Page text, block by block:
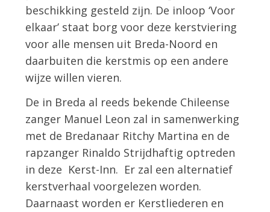
beschikking gesteld zijn. De inloop ‘Voor
elkaar’ staat borg voor deze kerstviering
voor alle mensen uit Breda-Noord en
daarbuiten die kerstmis op een andere
wijze willen vieren.
De in Breda al reeds bekende Chileense
zanger Manuel Leon zal in samenwerking
met de Bredanaar Ritchy Martina en de
rapzanger Rinaldo Strijdhaftig optreden
in deze Kerst-Inn. Er zal een alternatief
kerstverhaal voorgelezen worden.
Daarnaast worden er Kerstliederen en